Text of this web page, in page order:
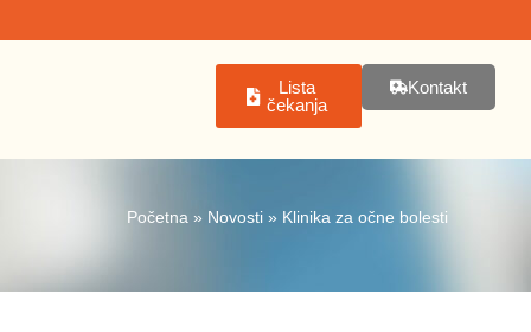
Lista
čekanja
Kontakt
Početna» Novosti» Klinika za očne bolesti